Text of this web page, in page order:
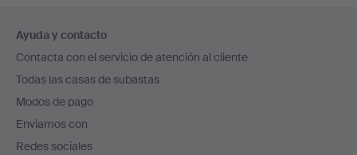
en
el
pie
de
página
Ayuda y contacto
Contacta con el servicio de atención al cliente
Todas las casas de subastas
Modos de pago
Enviamos con
Redes sociales